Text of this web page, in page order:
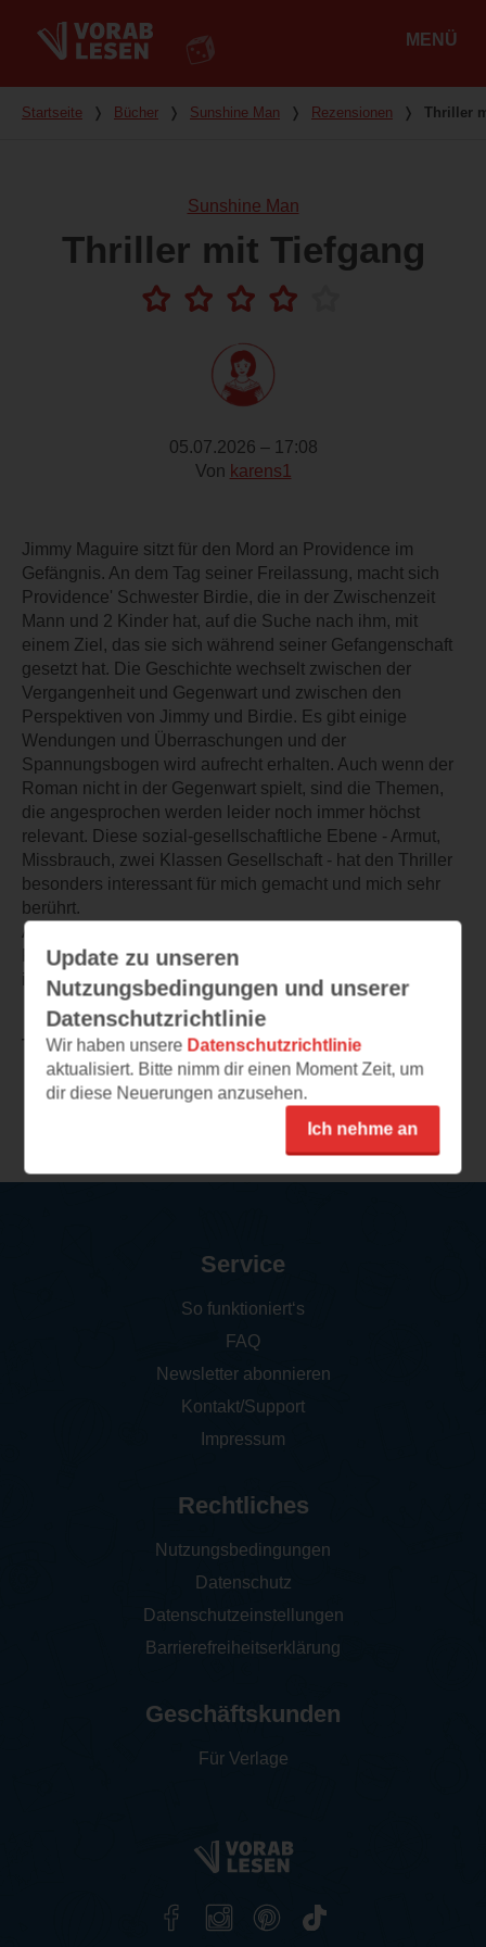
MENÜ
Du bist hier
Startseite ❭ Bücher ❭ Sunshine Man ❭ Rezensionen ❭ Thriller
Sunshine Man
Thriller mit Tiefgang
05.07.2026 – 17:08
Von karens1
Jimmy Maguire sitzt für den Mord an Providence im
Gefängnis. An dem Tag seiner Freilassung, macht sich
Providence' Schwester Birdie, die in der Zwischenzeit
Mann und 2 Kinder hat, auf die Suche nach ihm, mit
einem Ziel, das sie sich während seiner Gefangenschaft
gesetzt hat. Die Geschichte wechselt zwischen der
Vergangenheit und Gegenwart und zwischen den
Perspektiven von Jimmy und Birdie. Es gibt einige
Wendungen und Überraschungen und der
Spannungsbogen wird aufrecht erhalten. Auch wenn der
Roman nicht in der Gegenwart spielt, sind die Themen,
die angesprochen werden leider noch immer höchst
relevant. Diese sozial-gesellschaftliche Ebene - Armut,
Missbrauch, zwei Klassen Gesellschaft - hat den Thriller
besonders interessant für mich gemacht und mich sehr
berührt.
Als einzigen Kritikpunkt würde ich sagen, dass der
Roman teilweise etwas "langsam" ist. Ansonsten fand ich
ihn sehr gut gemacht.
TEILEN
Update zu unseren
Nutzungsbedingungen und unserer
Datenschutzrichtlinie
Wir haben unsere Datenschutzrichtlinie
aktualisiert. Bitte nimm dir einen Moment Zeit, um
dir diese Neuerungen anzusehen.
Ich nehme an
Service
So funktioniert‘s
FAQ
Newsletter abonnieren
Kontakt/Support
Impressum
Rechtliches
Nutzungsbedingungen
Datenschutz
Datenschutzeinstellungen
Barrierefreiheitserklärung
Geschäftskunden
Für Verlage